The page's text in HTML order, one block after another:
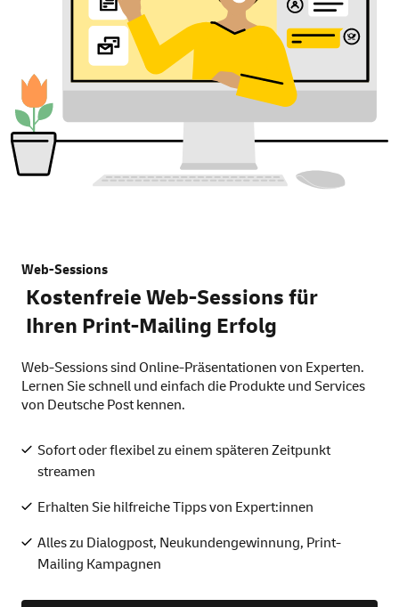
Web-Sessions
Kostenfreie Web-Sessions für
Ihren Print-Mailing Erfolg
Web-Sessions sind Online-Präsentationen von Experten.
Lernen Sie schnell und einfach die Produkte und Services
von Deutsche Post kennen.
Sofort oder flexibel zu einem späteren Zeitpunkt
streamen
Erhalten Sie hilfreiche Tipps von Expert:innen
Alles zu Dialogpost, Neukundengewinnung, Print-
Mailing Kampagnen